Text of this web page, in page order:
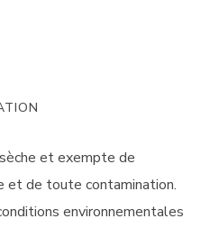
et exempte de
et de toute contamination.
environnementales